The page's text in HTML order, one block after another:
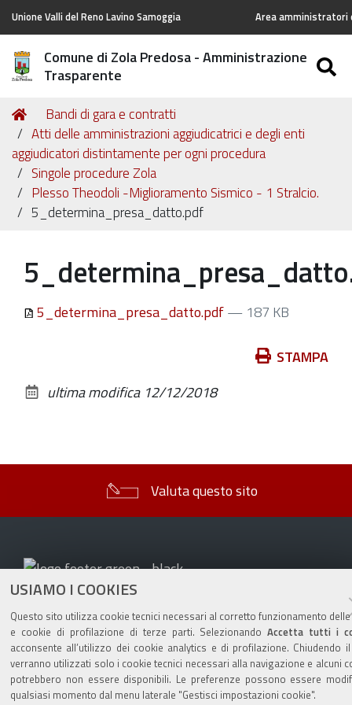
USIAMO I COOKIES
Questo sito utilizza cookie tecnici necessari al corretto funzionamento
e cookie di profilazione di terze parti. SelezionandoAccetta tutti i
acconsente all’utilizzo dei cookie analytics e di profilazione. Chiudendo
verranno utilizzati solo i cookie tecnici necessari alla navigazione e alcuni
potrebbero non essere disponibili. Le preferenze possono essere
qualsiasi momento dal menu laterale "Gestisci impostazioni cookie".
Unione Valli del Reno Lavino Samoggia Area amministratori
Comune di Zola Predosa - Amministrazione
Trasparente
Tu
sei
qui:
Home
Bandi di gara e contratti
Atti delle amministrazioni aggiudicatrici e degli enti
aggiudicatori distintamente per ogni procedura
Singole procedure Zola
Plesso Theodoli -Miglioramento Sismico - 1 Stralcio.
5_determina_presa_datto.pdf
5_determina_presa_datto.pdf— 187 KB
documento
STAMPA
ultima modifica 12/12/2018
Valuta questo sito
Sito istituzionale Comune di Zola Predosa
Privacy policy|DPO|Accessibilità